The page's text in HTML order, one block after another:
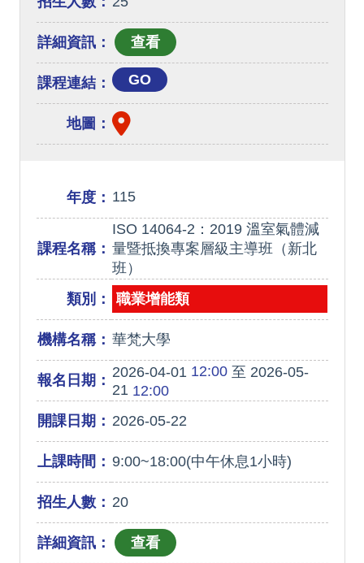
詳細資訊：
課程連結： GO
地圖：
年度： 115
課程名稱：
ISO 14064-2：2019 溫室氣體減
量暨抵換專案層級主導班（新北
班）
類別：
職業增能類
機構名稱： 華梵大學
報名日期： 2026-04-01 12:00至 2026-05-
2112:00
開課日期： 2026-05-22
上課時間： 9:00~18:00(中午休息1小時)
招生人數： 20
詳細資訊：